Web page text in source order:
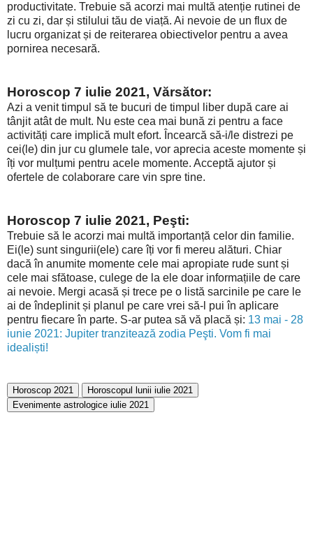
productivitate. Trebuie să acorzi mai multă atenție rutinei de
zi cu zi, dar și stilului tău de viață. Ai nevoie de un flux de
lucru organizat și de reiterarea obiectivelor pentru a avea
pornirea necesară.
Horoscop 7 iulie 2021, Vărsător:
Azi a venit timpul să te bucuri de timpul liber după care ai
tânjit atât de mult. Nu este cea mai bună zi pentru a face
activități care implică mult efort. Încearcă să-i/le distrezi pe
cei(le) din jur cu glumele tale, vor aprecia aceste momente și
îți vor mulțumi pentru acele momente. Acceptă ajutor și
ofertele de colaborare care vin spre tine.
Horoscop 7 iulie 2021, Peşti:
Trebuie să le acorzi mai multă importanță celor din familie.
Ei(le) sunt singurii(ele) care îți vor fi mereu alături. Chiar
dacă în anumite momente cele mai apropiate rude sunt și
cele mai sfătoase, culege de la ele doar informațiile de care
ai nevoie. Mergi acasă și trece pe o listă sarcinile pe care le
ai de îndeplinit și planul pe care vrei să-l pui în aplicare
pentru fiecare în parte. S-ar putea să vă placă și: 13 mai - 28
iunie 2021: Jupiter tranzitează zodia Peşti. Vom fi mai
idealiști!
Horoscop 2021
Horoscopul lunii iulie 2021
Evenimente astrologice iulie 2021